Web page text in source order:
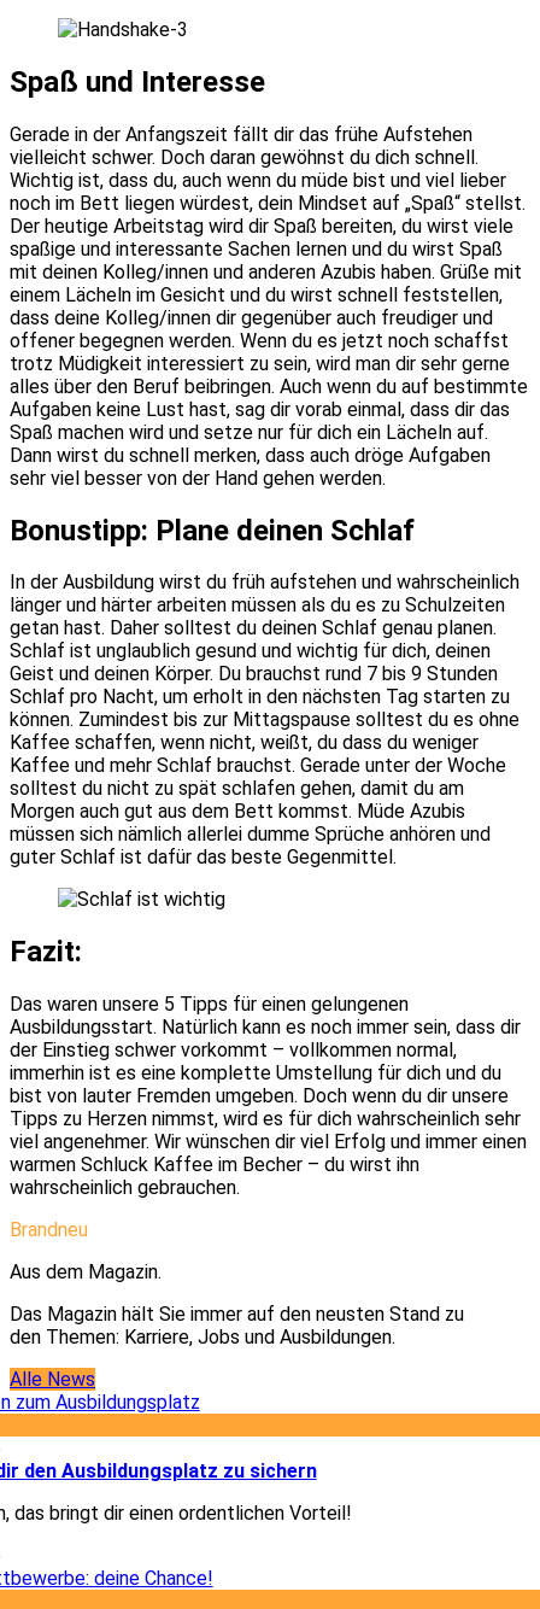
Spaß und Interesse
Gerade in der Anfangszeit fällt dir das frühe Aufstehen
vielleicht schwer. Doch daran gewöhnst du dich schnell.
Wichtig ist, dass du, auch wenn du müde bist und viel lieber
noch im Bett liegen würdest, dein Mindset auf „Spaß“ stellst.
Der heutige Arbeitstag wird dir Spaß bereiten, du wirst viele
spaßige und interessante Sachen lernen und du wirst Spaß
mit deinen Kolleg/innen und anderen Azubis haben. Grüße mit
einem Lächeln im Gesicht und du wirst schnell feststellen,
dass deine Kolleg/innen dir gegenüber auch freudiger und
offener begegnen werden. Wenn du es jetzt noch schaffst
trotz Müdigkeit interessiert zu sein, wird man dir sehr gerne
alles über den Beruf beibringen. Auch wenn du auf bestimmte
Aufgaben keine Lust hast, sag dir vorab einmal, dass dir das
Spaß machen wird und setze nur für dich ein Lächeln auf.
Dann wirst du schnell merken, dass auch dröge Aufgaben
sehr viel besser von der Hand gehen werden.
Bonustipp: Plane deinen Schlaf
In der Ausbildung wirst du früh aufstehen und wahrscheinlich
länger und härter arbeiten müssen als du es zu Schulzeiten
getan hast. Daher solltest du deinen Schlaf genau planen.
Schlaf ist unglaublich gesund und wichtig für dich, deinen
Geist und deinen Körper. Du brauchst rund 7 bis 9 Stunden
Schlaf pro Nacht, um erholt in den nächsten Tag starten zu
können. Zumindest bis zur Mittagspause solltest du es ohne
Kaffee schaffen, wenn nicht, weißt, du dass du weniger
Kaffee und mehr Schlaf brauchst. Gerade unter der Woche
solltest du nicht zu spät schlafen gehen, damit du am
Morgen auch gut aus dem Bett kommst. Müde Azubis
müssen sich nämlich allerlei dumme Sprüche anhören und
guter Schlaf ist dafür das beste Gegenmittel.
Fazit:
Das waren unsere 5 Tipps für einen gelungenen
Ausbildungsstart. Natürlich kann es noch immer sein, dass dir
der Einstieg schwer vorkommt – vollkommen normal,
immerhin ist es eine komplette Umstellung für dich und du
bist von lauter Fremden umgeben. Doch wenn du dir unsere
Tipps zu Herzen nimmst, wird es für dich wahrscheinlich sehr
viel angenehmer. Wir wünschen dir viel Erfolg und immer einen
warmen Schluck Kaffee im Becher – du wirst ihn
wahrscheinlich gebrauchen.
Brandneu
Aus dem Magazin.
Das Magazin hält Sie immer auf den neusten Stand zu
den Themen: Karriere, Jobs und Ausbildungen.
Alle News
den Ausbildungsplatz zu sichern
das bringt dir einen ordentlichen Vorteil!